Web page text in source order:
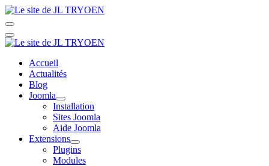
Accueil
Actualités
Blog
Joomla
Installation
Sites Joomla
Aide Joomla
Extensions
Plugins
Modules